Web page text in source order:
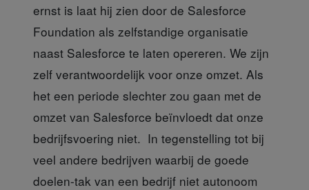
ernst is laat hij zien door de Salesforce
Foundation als zelfstandige organisatie
naast Salesforce te laten opereren. We zijn
zelf verantwoordelijk voor onze omzet. Als
het een periode slechter zou gaan met de
omzet van Salesforce beïnvloedt dat onze
bedrijfsvoering niet. In tegenstelling tot bij
veel andere bedrijven waarbij de goede
doelen-tak van een bedrijf niet autonoom